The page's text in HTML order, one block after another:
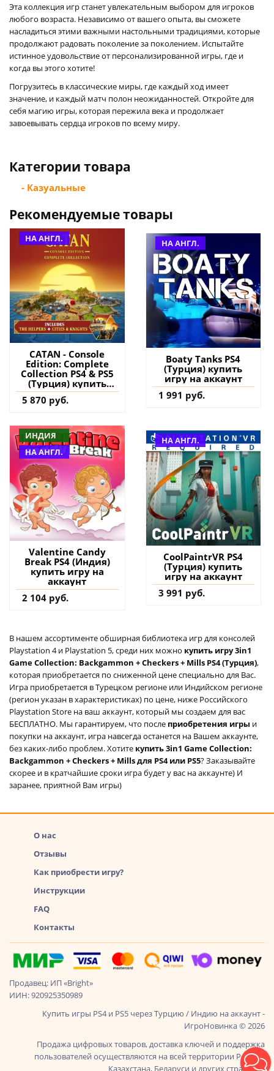
Эта коллекция игр станет увлекательным выбором для игроков
любого возраста. Независимо от вашего опыта, вы сможете
насладиться этими важными настольными традициями, которые
продолжают радовать поколение за поколением. Испытайте
истинное удовольствие от персонализированной игры, где и
когда вы этого хотите!
Погрузитесь в классические миры, где каждый ход имеет
значение, и каждый матч полон неожиданностей. Откройте для
себя магию игры, которая пережила века и продолжает
завоевывать сердца игроков по всему миру.
Категории товара
- Казуальные
Рекомендуемые товары
НА АНГЛ.
CATAN - Console
Edition: Complete
Collection PS4 & PS5
(Турция) купить
игру на аккаунт
5 870 руб.
НА АНГЛ.
Boaty Tanks PS4
(Турция) купить
игру на аккаунт
1 991 руб.
ИНДИЯ
НА АНГЛ.
Valentine Candy
Break PS4 (Индия)
купить игру на
аккаунт
2 104 руб.
НА АНГЛ.
CoolPaintrVR PS4
(Турция) купить
игру на аккаунт
3 991 руб.
В нашем ассортименте обширная библиотека игр для консолей
Playstation 4 и Playstation 5, среди них можно купить игру 3in1
Game Collection: Backgammon + Checkers + Mills PS4 (Турция),
которая приобретается по сниженной цене специально для Вас.
Игра приобретается в Турецком регионе или Индийском регионе
(регион указан в характеристиках) по цене, ниже Российского
Playstation Store на ваш аккаунт, который мы создаем для вас
БЕСПЛАТНО. Мы гарантируем, что после приобретения игры и
покупки на аккаунт, игра навсегда останется на Вашем аккаунте,
без каких-либо проблем. Хотите купить 3in1 Game Collection:
Backgammon + Checkers + Mills для PS4 или PS5? Заказывайте
скорее и в кратчайшие сроки игра будет у вас на аккаунте) И
заранее, приятной Вам игры)
О нас
Отзывы
Как приобрести игру?
Инструкции
FAQ
Контакты
Продавец: ИП «Bright»
ИИН: 920925350989
Купить игры PS4 и PS5 через Турцию / Индию на аккаунт -
ИгроНовинка © 2026
Продажа цифровых товаров, доставка ключей и поддержка
пользователей осуществляются на всей территории России,
Казахстана, Беларуси и других стран СНГ